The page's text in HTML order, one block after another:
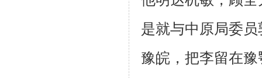
是就与中原局委
豫皖，把李留在